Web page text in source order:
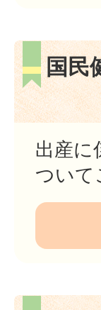
国民
出産に
ついて